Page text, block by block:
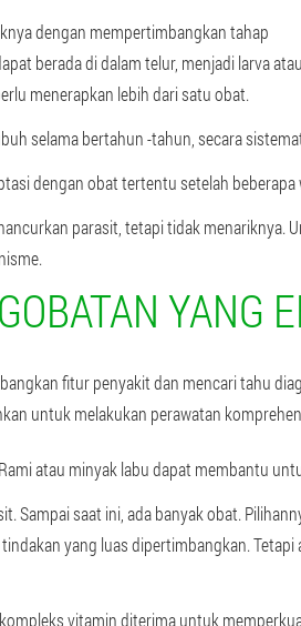
dengan mempertimbangkan tahap
berada di dalam telur, menjadi larva
menerapkan lebih dari satu obat.
selama bertahun -tahun, secara
dengan obat tertentu setelah beberapa
parasit, tetapi tidak menariknya.
YANG
fitur penyakit dan mencari tahu
untuk melakukan perawatan
atau minyak labu dapat membantu
Sampai saat ini, ada banyak obat.
yang luas dipertimbangkan.
vitamin diterima untuk